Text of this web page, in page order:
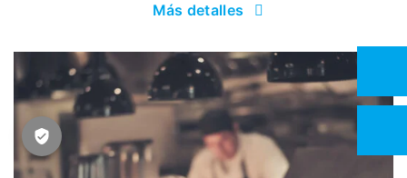
Más detalles